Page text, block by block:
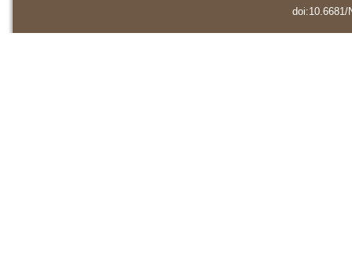
doi:10.6681/